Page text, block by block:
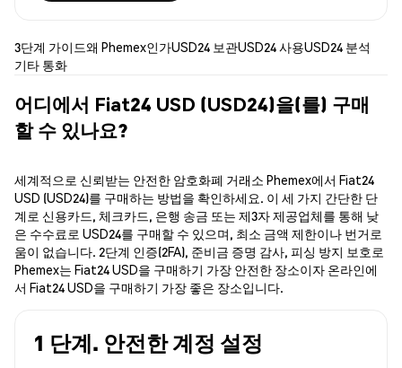
3단계 가이드왜 Phemex인가USD24 보관USD24 사용USD24 분석
기타 통화
어디에서 Fiat24 USD (USD24)을(를) 구매
할 수 있나요?
세계적으로 신뢰받는 안전한 암호화폐 거래소 Phemex에서 Fiat24
USD (USD24)를 구매하는 방법을 확인하세요. 이 세 가지 간단한 단
계로 신용카드, 체크카드, 은행 송금 또는 제3자 제공업체를 통해 낮
은 수수료로 USD24를 구매할 수 있으며, 최소 금액 제한이나 번거로
움이 없습니다. 2단계 인증(2FA), 준비금 증명 감사, 피싱 방지 보호로
Phemex는 Fiat24 USD을 구매하기 가장 안전한 장소이자 온라인에
서 Fiat24 USD을 구매하기 가장 좋은 장소입니다.
1 단계. 안전한 계정 설정